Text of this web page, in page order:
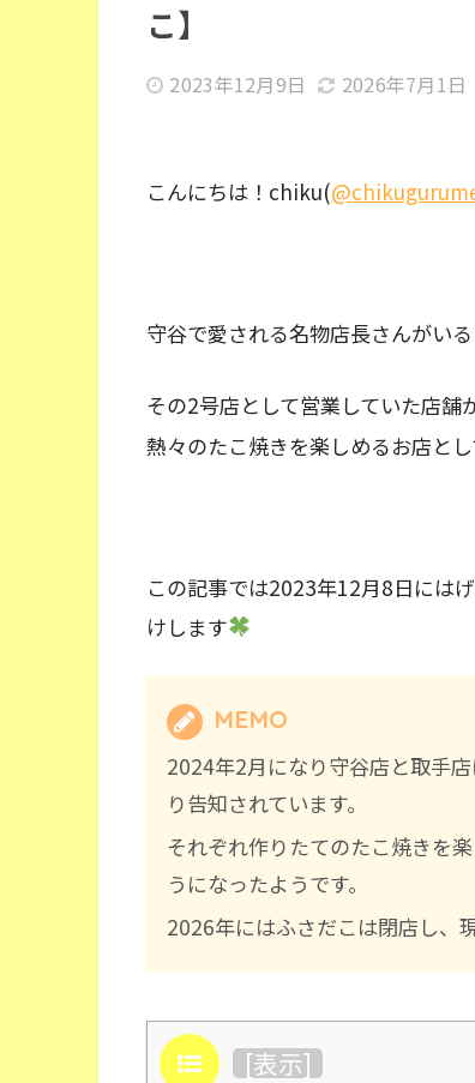
こ】
2023年12月9日 2026年7月1日
こんにちは！chiku(
守谷で愛される名物店長さんがい
その2号店として営業していた店舗
熱々のたこ焼きを楽しめるお店とし
この記事では2023年12月8日には
けします
MEMO
2024年2月になり守谷店と取手
り告知されています。
それぞれ作りたてのたこ焼きを
うになったようです。
2026年にはふさだこは閉店し、
目次 [表示]